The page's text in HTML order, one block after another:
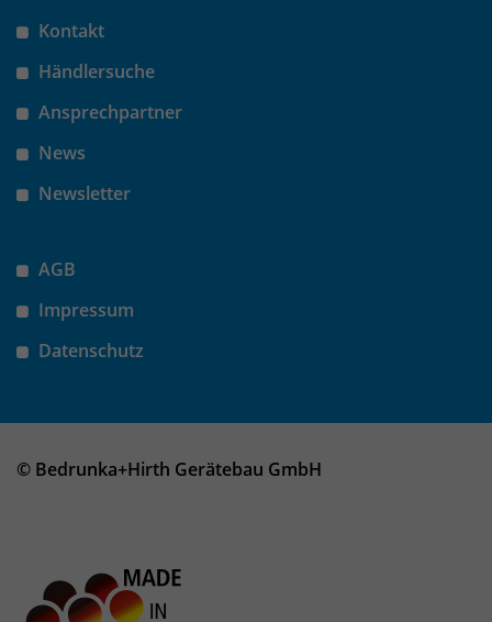
Kontakt
Händlersuche
Ansprechpartner
News
Newsletter
AGB
Impressum
Datenschutz
© Bedrunka+Hirth Gerätebau GmbH